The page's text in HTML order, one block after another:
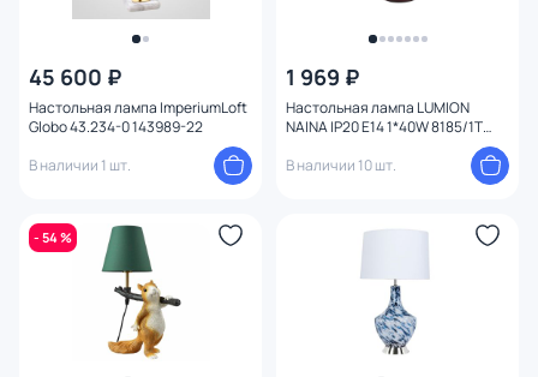
45 600 ₽
Настольная лампа ImperiumLoft
Globo 43.234-0 143989-22
В наличии 1 шт.
1 969 ₽
Настольная лампа LUMION
NAINA IP20 E14 1*40W 8185/1T
В наличии 10 шт.
- 54 %
Оформление
Мощность ламп